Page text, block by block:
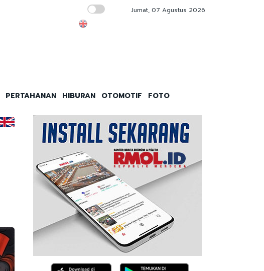
Sembunyikan 4 Kg Ganja dalam Kotak
Jumat, 07 Agustus 2026
PERTAHANAN HIBURAN OTOMOTIF FOTO